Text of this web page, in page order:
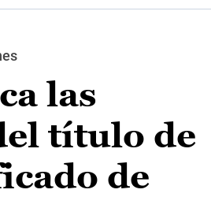
las
título de
de